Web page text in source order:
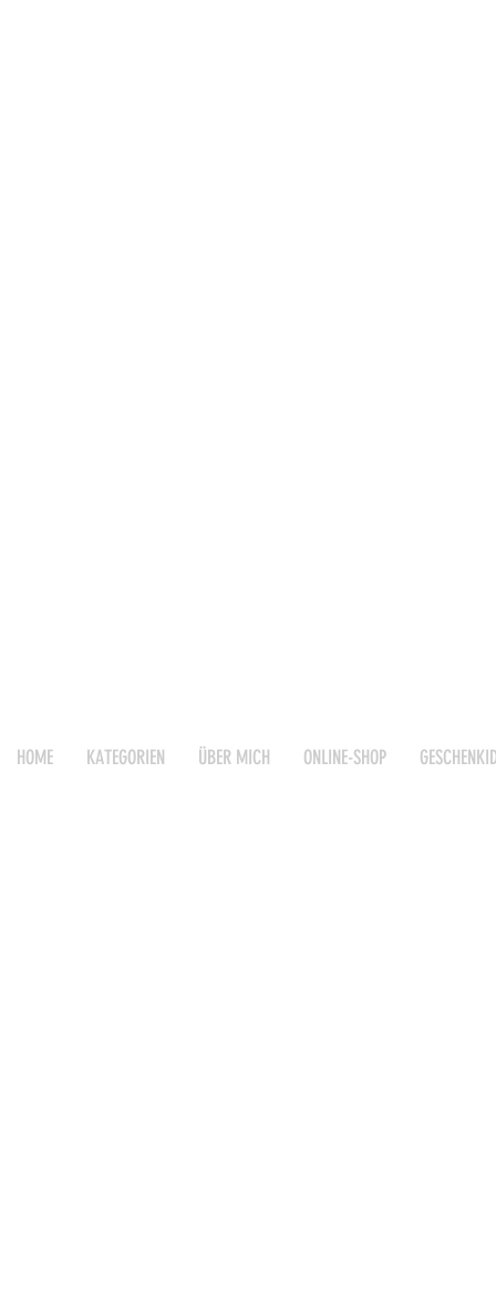
HOME KATEGORIEN ÜBER MICH ONLINE-SHOP